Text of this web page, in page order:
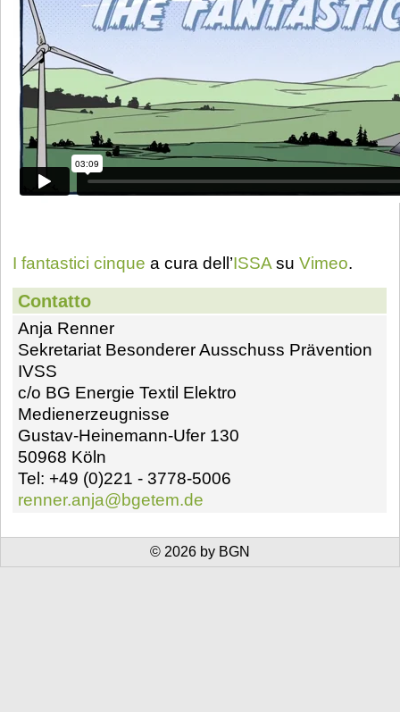
I fantastici cinque a cura dell’ISSA suVimeo.
Contatto
Anja Renner
Sekretariat Besonderer Ausschuss Prävention
IVSS
c/o BG Energie Textil Elektro
Medienerzeugnisse
Gustav-Heinemann-Ufer 130
50968 Köln
Tel: +49 (0)221 - 3778-5006
renner.anja@bgetem.de
© 2026 by BGN